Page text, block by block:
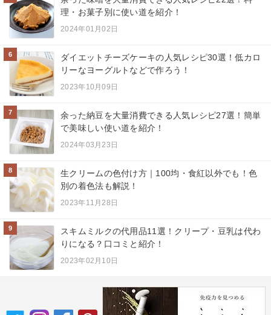
理・お菓子別に使い道を紹介！
2024年01月02日
6
ダイエットチーズケーキの人気レシピ30選！低カロ
リーなヨーグルトなどで作ろう！
2023年10月09日
7
余った納豆を大量消費できる人気レシピ27選！簡単
で美味しい使い道を紹介！
2024年03月23日
8
生クリームの色付け方｜100均・食紅以外でも！色
別の着色法も解説！
2023年11月28日
9
スキムミルクの代用品11選！クリープ・豆乳は代わ
りになる？口コミと紹介！
2023年02月10日